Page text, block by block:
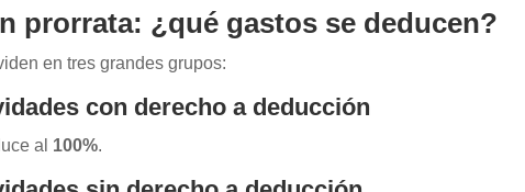
prorrata: ¿qué gastos se deducen?
en tres grandes grupos:
con derecho a deducción
al 100%.